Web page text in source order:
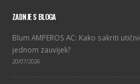
ZADNJE S BLOGA
Blum AMPEROS AC: Kako sakriti
jednom zauvijek?
20/07/2026